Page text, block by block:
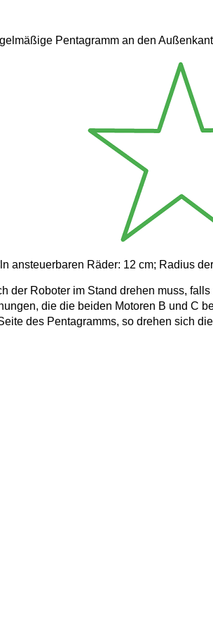
Pentagramm an den
ansteuerbaren Räder: 12 cm; Radius
der Roboter im Stand drehen muss,
die die beiden Motoren B und C
des Pentagramms, so drehen sich